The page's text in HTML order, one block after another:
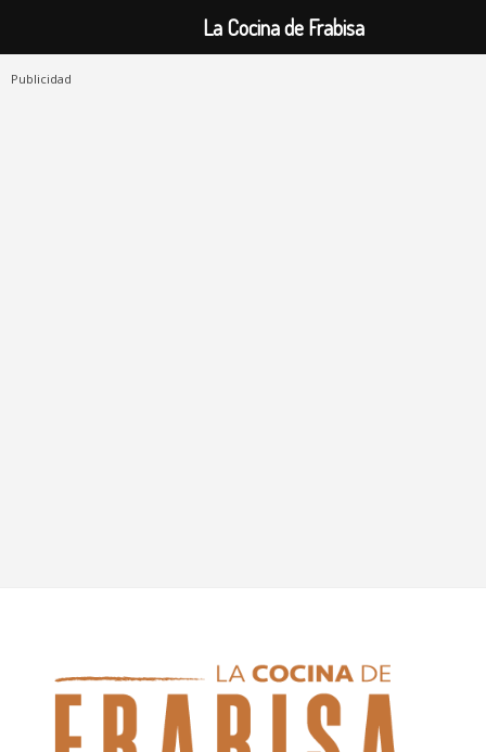
Publicidad
La Cocina de Frabisa